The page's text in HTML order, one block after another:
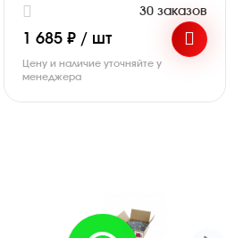
30 заказов
1 685 ₽ / шт
Цену и наличие уточняйте у
менеджера